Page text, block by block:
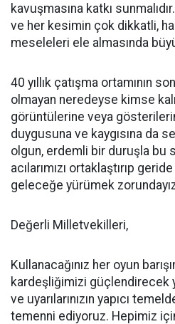
kavuşmasına katkı
ve her kesimin çok dikkatli,
meseleleri ele almasında
40 yıllık çatışma ortamının
olmayan neredeyse kimse
görüntülerine veya
duygusuna ve kaygısına da
olgun, erdemli bir duruşla bu
acılarımızı ortaklaştırıp
geleceğe yürümek
Değerli Milletvekilleri,
Kullanacağınız her oyun
kardeşliğimizi güçlendirecek
ve uyarılarınızın yapıcı
temenni ediyoruz. Hepimiz